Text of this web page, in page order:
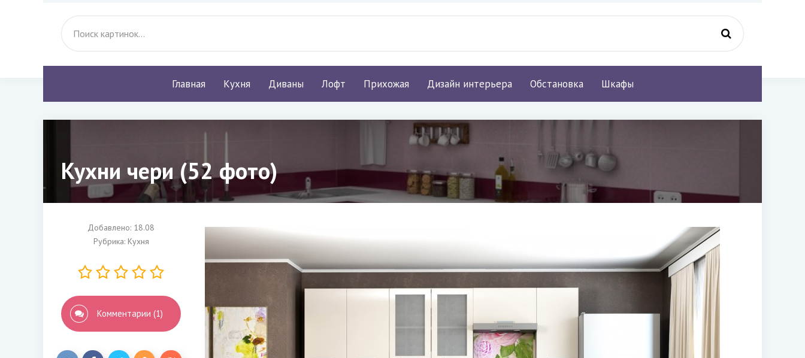
Главная Кухня Диваны Лофт Прихожая Дизайн интерьера Обстановка Шкафы
Кухни чери (52 фото)
Добавлено: 18.08
Рубрика: Кухня
Комментарии (1)